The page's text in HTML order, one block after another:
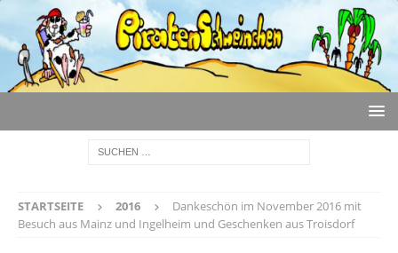
STARTSEITE 2016
Dankeschön im November 2016 mit
Besuch aus Mainz und Ingelheim und Geschenken aus Troisdorf